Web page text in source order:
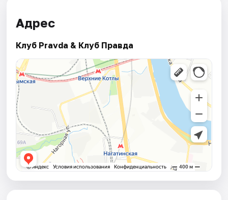
Адрес
Клуб Pravda & Клуб Правда